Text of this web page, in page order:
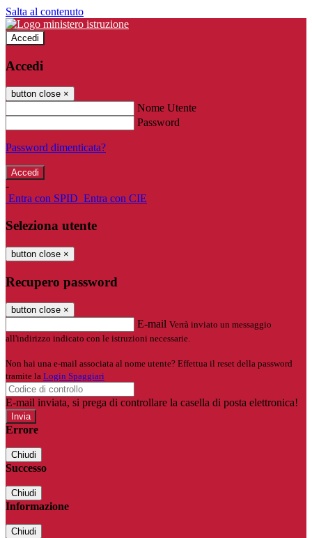
Salta al contenuto
Accedi
Accedi
button close ×
Nome Utente
Password
Password dimenticata?
-
Entra con SPID Entra con CIE
Seleziona utente
button close ×
Recupero password
button close ×
E-mail Verrà inviato un messaggio
all'indirizzo indicato con le istruzioni necessarie.
Non hai una e-mail associata al nome utente? Effettua il reset della password
tramite la Login Spaggiari
E-mail inviata, si prega di controllare la casella di posta elettronica!
Errore
Chiudi
Successo
Chiudi
Informazione
Chiudi